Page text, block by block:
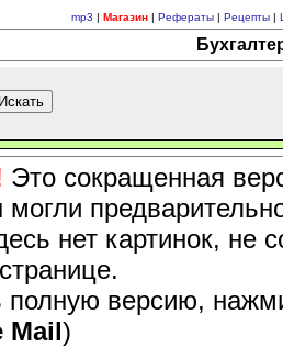
mp3 | Магазин| Рефераты| Рецепты|
Это сокращенная
могли
нет картинок,
полную версию,
Mail)